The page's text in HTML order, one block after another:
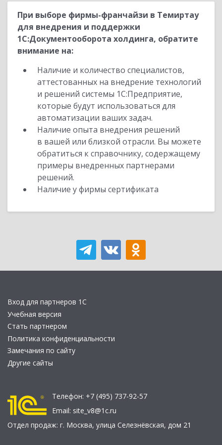
При выборе фирмы-франчайзи в Темиртау
для внедрения и поддержки
1С:Документооборота холдинга, обратите
внимание на:
Наличие и количество специалистов,
аттестованных на внедрение технологий
и решений системы 1С:Предприятие,
которые будут использоваться для
автоматизации ваших задач.
Наличие опыта внедрения решений
в вашей или близкой отрасли. Вы можете
обратиться к справочнику, содержащему
примеры внедренных партнерами
решений.
Наличие у фирмы сертификата
Вход для партнеров 1С
Учебная версия
Стать партнером
Политика конфиденциальности
Замечания по сайту
Другие сайты
Телефон: +7 (495) 737-92-57
Email: site_v8@1c.ru
Отдел продаж: г. Москва, улица Селезнёвская, дом 21